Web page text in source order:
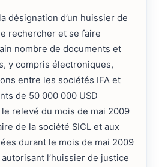
désignation d’un huissier de
rechercher et se faire
nombre de documents et
y compris électroniques,
entre les sociétés IFA et
de 50 000 000 USD
relevé du mois de mai 2009
de la société SICL et aux
durant le mois de mai 2009
l’huissier de justice